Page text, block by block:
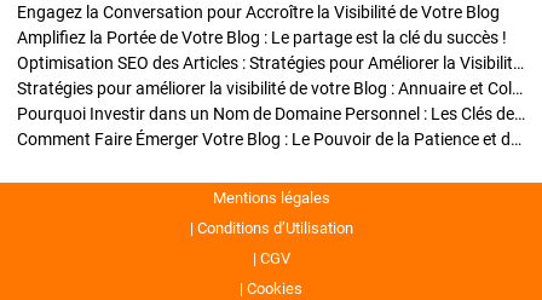
Engagez la Conversation pour Accroître la Visibilité de Votre Blog
Amplifiez la Portée de Votre Blog : Le partage est la clé du succès !
Optimisation SEO des Articles : Stratégies pour Améliorer la Visibilité de Votre Blog
Stratégies pour améliorer la visibilité de votre Blog : Annuaire et Collaborations
Pourquoi Investir dans un Nom de Domaine Personnel : Les Clés de la Réussite de Votre Blog
Comment Faire Émerger Votre Blog : Le Pouvoir de la Patience et de la Persévérance
Mentions légales
Conditions d’Utilisation
CGV
Cookies